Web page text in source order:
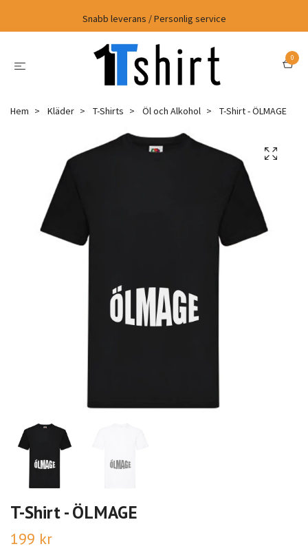
Snabb leverans / Personlig service
0
Hem Kläder T-Shirts Öl och Alkohol T-Shirt - ÖLMAGE
T-Shirt - ÖLMAGE
199 kr